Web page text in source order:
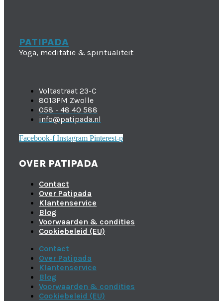
PATIPADA
Yoga, meditatie & spiritualiteit
Voltastraat 23-C
8013PM Zwolle
058 - 48 40 588
info@patipada.nl
Facebook-f Instagram Pinterest-p
OVER PATIPADA
Contact
Over Patipada
Klantenservice
Blog
Voorwaarden & condities
Cookiebeleid (EU)
Contact
Over Patipada
Klantenservice
Blog
Voorwaarden & condities
Cookiebeleid (EU)